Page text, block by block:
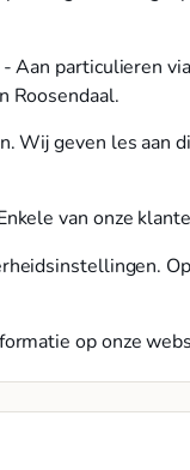
Aan particulieren
Roosendaal.
Wij geven les aan
van onze
op onze